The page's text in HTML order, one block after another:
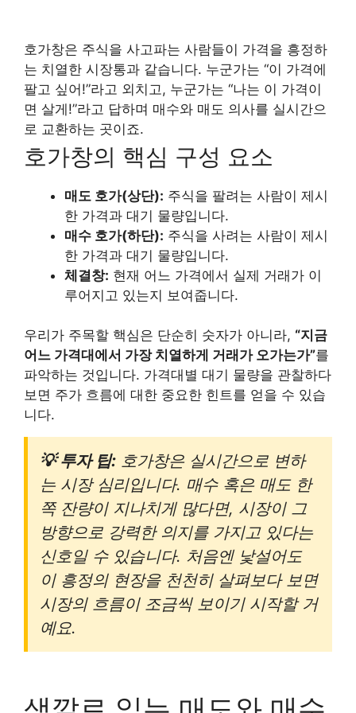
호가창은 주식을 사고파는 사람들이 가격을 흥정하
는 치열한 시장통과 같습니다. 누군가는 “이 가격에
팔고 싶어!”라고 외치고, 누군가는 “나는 이 가격이
면 살게!”라고 답하며 매수와 매도 의사를 실시간으
로 교환하는 곳이죠.
호가창의 핵심 구성 요소
매도 호가(상단): 주식을 팔려는 사람이 제시
한 가격과 대기 물량입니다.
매수 호가(하단): 주식을 사려는 사람이 제시
한 가격과 대기 물량입니다.
체결창: 현재 어느 가격에서 실제 거래가 이
루어지고 있는지 보여줍니다.
우리가 주목할 핵심은 단순히 숫자가 아니라, “지금
어느 가격대에서 가장 치열하게 거래가 오가는가”를
파악하는 것입니다. 가격대별 대기 물량을 관찰하다
보면 주가 흐름에 대한 중요한 힌트를 얻을 수 있습
니다.
💡 투자 팁: 호가창은 실시간으로 변하
는 시장 심리입니다. 매수 혹은 매도 한
쪽 잔량이 지나치게 많다면, 시장이 그
방향으로 강력한 의지를 가지고 있다는
신호일 수 있습니다. 처음엔 낯설어도
이 흥정의 현장을 천천히 살펴보다 보면
시장의 흐름이 조금씩 보이기 시작할 거
예요.